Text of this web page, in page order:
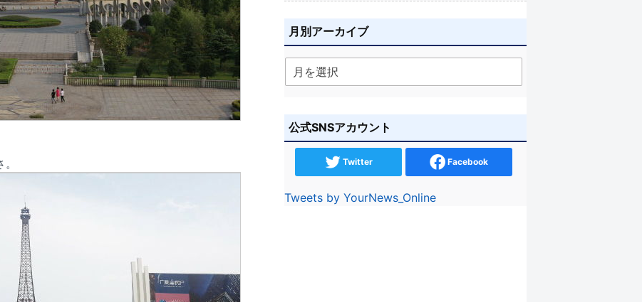
月別アーカイブ
公式SNSアカウント
Twitter Facebook
Tweets by YourNews_Online